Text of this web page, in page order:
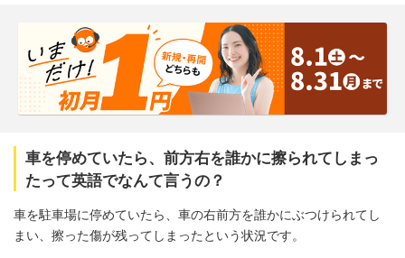
車を停めていたら、前方右を誰かに擦られてしまっ
たって英語でなんて言うの？
車を駐車場に停めていたら、車の右前方を誰かにぶつけられてし
まい、擦った傷が残ってしまったという状況です。